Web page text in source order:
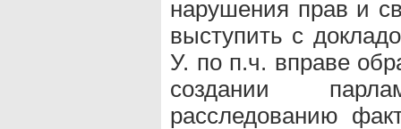
нарушения прав и
выступить с
У. по п.ч. вправе
создании
расследованию